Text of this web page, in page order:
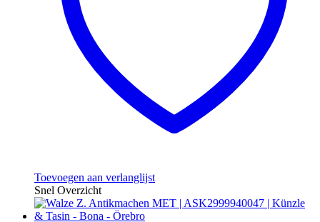
Toevoegen aan verlanglijst
Snel Overzicht